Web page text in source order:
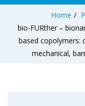
Home /
bio-FURther –
based copolymers:
mechanical,